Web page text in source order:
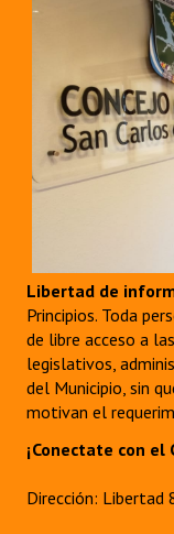
Libertad de
Principios. Toda
de libre acceso a
legislativos,
del Municipio, sin
motivan el
¡Conectate con el
Dirección: Libertad